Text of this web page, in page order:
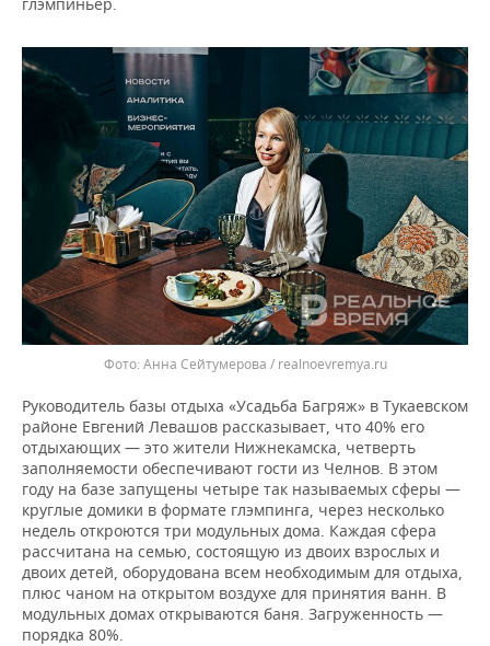
Анна Сейтумерова / realnoevremya.ru
Руководитель базы отдыха «Усадьба Багряж» в Тукаевском
районе Евгений Левашов рассказывает, что 40% его
отдыхающих — это жители Нижнекамска, четверть
заполняемости обеспечивают гости из Челнов. В этом
году на базе запущены четыре так называемых сферы —
круглые домики в формате глэмпинга, через несколько
недель откроются три модульных дома. Каждая сфера
рассчитана на семью, состоящую из двоих взрослых и
двоих детей, оборудована всем необходимым для отдыха,
плюс чаном на открытом воздухе для принятия ванн. В
модульных домах открываются баня. Загруженность —
порядка 80%.